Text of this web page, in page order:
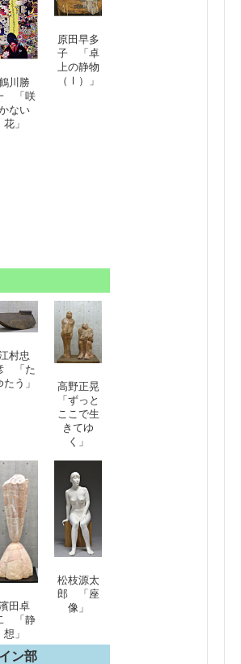
川勝
「咲
ない
花」
原田早多
子 「卓
上の静物
（Ⅰ）」
村忠
「た
たう」
高野正晃
「ずっと
ここで生
きてゆ
く」
田卓
「静
想」
松枝源太
郎 「座
像」
ン部